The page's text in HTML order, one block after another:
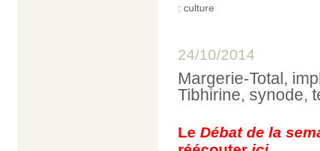
: culture
24/10/2014
Margerie-Total,
Tibhirine, synode,
Le Débat de la